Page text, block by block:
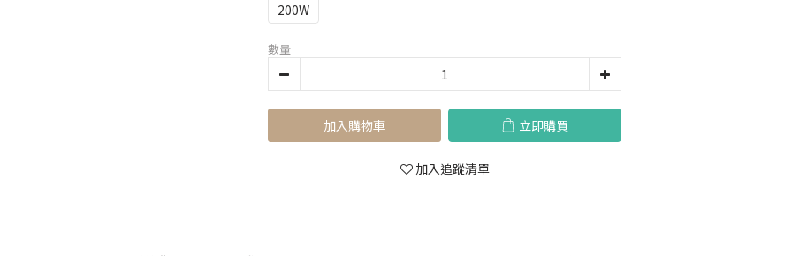
200W
數量
加入購物車 立即購買
加入追蹤清單